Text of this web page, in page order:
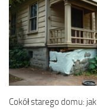
Cokół starego domu: jak